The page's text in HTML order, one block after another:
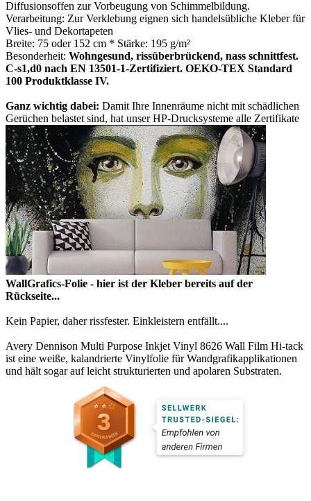
Diffusionsoffen zur Vorbeugung von Schimmelbildung.
Verarbeitung: Zur Verklebung eignen sich handelsübliche Kleber für
Vlies- und Dekortapeten
Breite: 75 oder 152 cm * Stärke: 195 g/m²
Besonderheit: Wohngesund, rissüberbrückend, nass schnittfest.
C-s1,d0 nach EN 13501-1-Zertifiziert. OEKO-TEX Standard
100 Produktklasse IV.
Ganz wichtig dabei: Damit Ihre Innenräume nicht mit schädlichen
Gerüchen belastet sind, hat unser HP-Drucksysteme alle Zertifikate
WallGrafics-Folie - hier ist der Kleber bereits auf der
Rückseite...
Kein Papier, daher rissfester. Einkleistern entfällt....
Avery Dennison Multi Purpose Inkjet Vinyl 8626 Wall Film Hi-tack
ist eine weiße, kalandrierte Vinylfolie für Wandgrafikapplikationen
und hält sogar auf leicht strukturierten und apolaren Substraten.